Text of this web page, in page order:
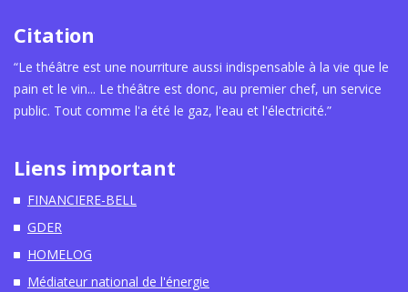
Citation
“Le théâtre est une nourriture aussi indispensable à la vie que le
pain et le vin... Le théâtre est donc, au premier chef, un service
public. Tout comme l'a été le gaz, l'eau et l'électricité.”
Liens important
FINANCIERE-BELL
GDER
HOMELOG
Médiateur national de l'énergie